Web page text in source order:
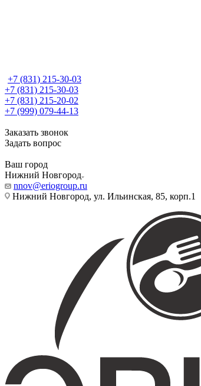
+7 (831) 215-30-03
+7 (831) 215-30-03
+7 (831) 215-20-02
+7 (999) 079-44-13
Заказать звонок
Задать вопрос
Ваш город
Нижний Новгород
nnov@eriogroup.ru
Нижний Новгород, ул. Ильинская, 85, корп.1